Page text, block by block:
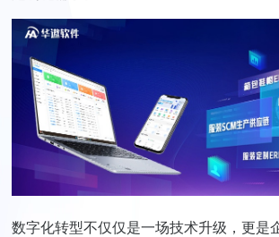
数字化转型不仅仅是一场技术升级，更是